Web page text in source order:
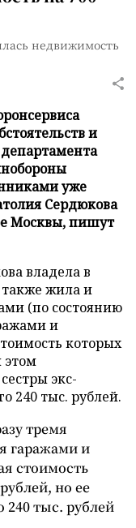
недвижимость
и
уже
Сердюкова
Москвы, пишут
владела в
жила и
(по состоянию
и
которых
этом
экс-
240 тыс. рублей.
тремя
гаражами и
стоимость
но ее
240 тыс. рублей